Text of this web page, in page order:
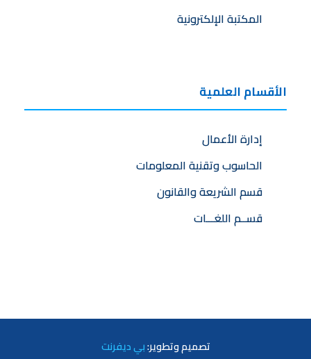
المكتبة الإلكترونية
الأقسام العلمية
إدارة الأعمال
الحاسوب وتقنية المعلومات
قسم الشريعة والقانون
قســم اللغـــات
تصميموتطوير:بي ديفرنت